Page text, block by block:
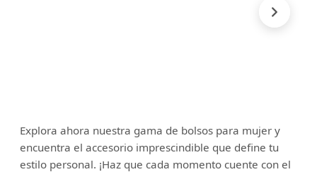
Explora ahora nuestra gama de bolsos para mujer y
encuentra el accesorio imprescindible que define tu
estilo personal. ¡Haz que cada momento cuente con el